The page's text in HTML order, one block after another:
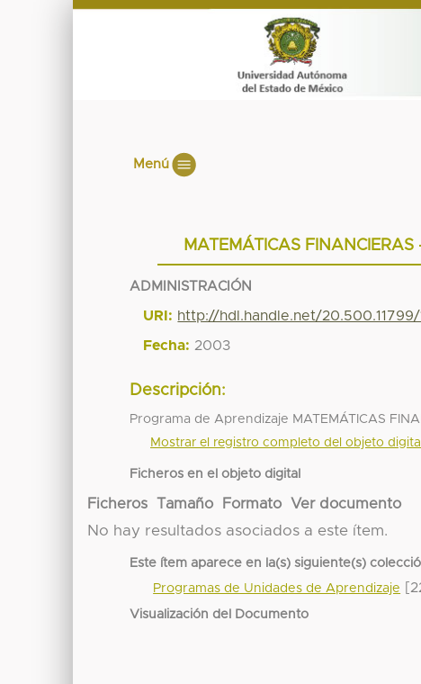
Menú
MATEMÁTICAS
ADMINISTRACIÓN
URI: http://hdl.handle.net/20.500.11799/
Fecha: 2003
Descripción:
Programa de Aprendizaje MATEMÁTICAS
Mostrar el registro completo del objeto digital
Ficheros en el objeto digital
Ficheros Tamaño Formato
Ver documento
No hay resultados asociados a este ítem.
Este ítem aparece en la(s) siguiente(s)
Programas de Unidades de Aprendizaje
Visualización del Documento